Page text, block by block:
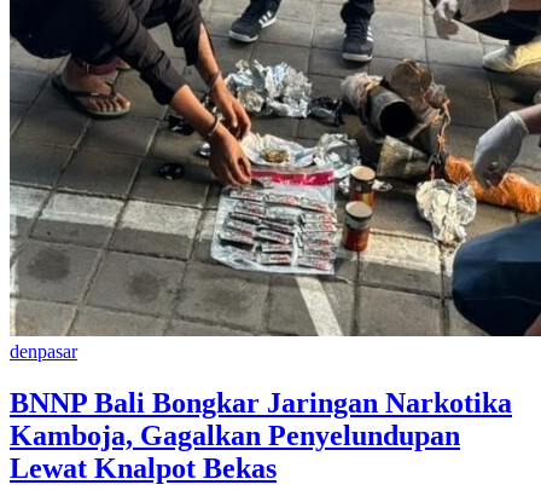
denpasar
BNNP Bali Bongkar Jaringan Narkotika
Kamboja, Gagalkan Penyelundupan
Lewat Knalpot Bekas